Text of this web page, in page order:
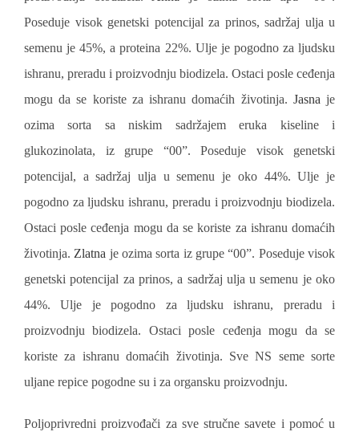
Poseduje visok genetski potencijal za prinos, sadržaj ulja u
semenu je 45%, a proteina 22%. Ulje je pogodno za ljudsku
ishranu, preradu i proizvodnju biodizela. Ostaci posle ceđenja
mogu da se koriste za ishranu domaćih životinja. Jasnaje
ozima sorta sa niskim sadržajem eruka kiseline i
glukozinolata, iz grupe “00”. Poseduje visok genetski
potencijal, a sadržaj ulja u semenu je oko 44%. Ulje je
pogodno za ljudsku ishranu, preradu i proizvodnju biodizela.
Ostaci posle ceđenja mogu da se koriste za ishranu domaćih
životinja.Zlatna je ozima sorta iz grupe “00”. Poseduje visok
genetski potencijal za prinos, a sadržaj ulja u semenu je oko
44%. Ulje je pogodno za ljudsku ishranu, preradu i
proizvodnju biodizela. Ostaci posle ceđenja mogu da se
koriste za ishranu domaćih životinja. Sve NS seme sorte
uljane repice pogodne su i za organsku proizvodnju.
Poljoprivredni proizvođači za sve stručne savete i pomoć u